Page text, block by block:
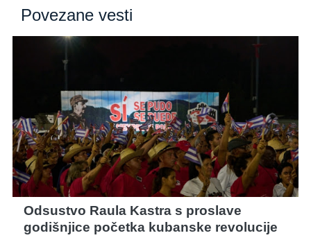
Povezane vesti
Odsustvo Raula Kastra s proslave
godišnjice početka kubanske revolucije